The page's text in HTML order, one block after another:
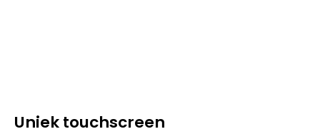
Uniek touchscreen